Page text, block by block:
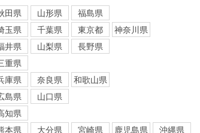
田県 山形県
福島県
玉県 千葉県 東京都
神奈川県
井県 山梨県
長野県
重県
庫県 奈良県
和歌山県
島県
山口県
知県
本県 大分県 宮崎県 鹿児島県 沖縄県